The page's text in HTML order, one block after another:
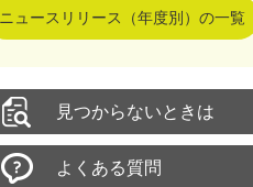
ニュースリリース（年度別）の一覧
見つからないときは
よくある質問